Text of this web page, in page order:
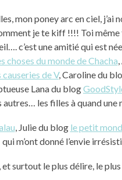
mon poney arc en ciel, j’ai
je te kiff !!!! Toi
c’est une amitié qui est
choses du monde de Chacha
causeries de V, Caroline du
Lana du blog
autres… les filles à quand une
, Julie du blog le petit
qui m’ont donné l’envie
surtout le plus délire, le